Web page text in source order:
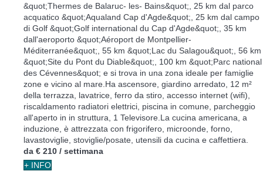
&quot;Thermes de Balaruc- les- Bains&quot;, 25 km dal parco
acquatico &quot;Aqualand Cap d'Agde&quot;, 25 km dal campo
di Golf &quot;Golf international du Cap d'Agde&quot;, 35 km
dall'aeroporto &quot;Aéroport de Montpellier-
Méditerranée&quot;, 55 km &quot;Lac du Salagou&quot;, 56 km
&quot;Site du Pont du Diable&quot;, 100 km &quot;Parc national
des Cévennes&quot; e si trova in una zona ideale per famiglie
zone e vicino al mare.Ha ascensore, giardino arredato, 12 m²
della terrazza, lavatrice, ferro da stiro, accesso internet (wifi),
riscaldamento radiatori elettrici, piscina in comune, parcheggio
all'aperto in in struttura, 1 Televisore.La cucina americana, a
induzione, è attrezzata con frigorifero, microonde, forno,
lavastoviglie, stoviglie/posate, utensili da cucina e caffettiera.
da € 210 / settimana
+ INFO